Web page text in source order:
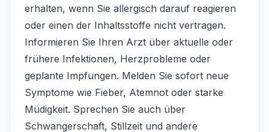
erhalten, wenn Sie allergisch darauf reagieren
oder einen der Inhaltsstoffe nicht vertragen.
Informieren Sie Ihren Arzt über aktuelle oder
frühere Infektionen, Herzprobleme oder
geplante Impfungen. Melden Sie sofort neue
Symptome wie Fieber, Atemnot oder starke
Müdigkeit. Sprechen Sie auch über
Schwangerschaft, Stillzeit und andere